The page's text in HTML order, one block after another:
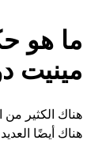
ما هو
مينيت
هناك الكثير
هناك أيضًا